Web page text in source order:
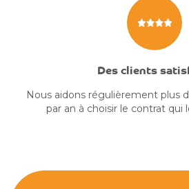
Des clients
Nous aidons régulièrement plus
par an à choisir le contrat qui